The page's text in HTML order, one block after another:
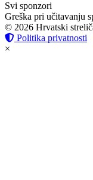
Svi sponzori
Greška pri učitavanju
© 2026 Hrvatski
Politika privatnosti
×